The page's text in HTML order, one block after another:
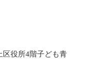
区役所4階子ども青